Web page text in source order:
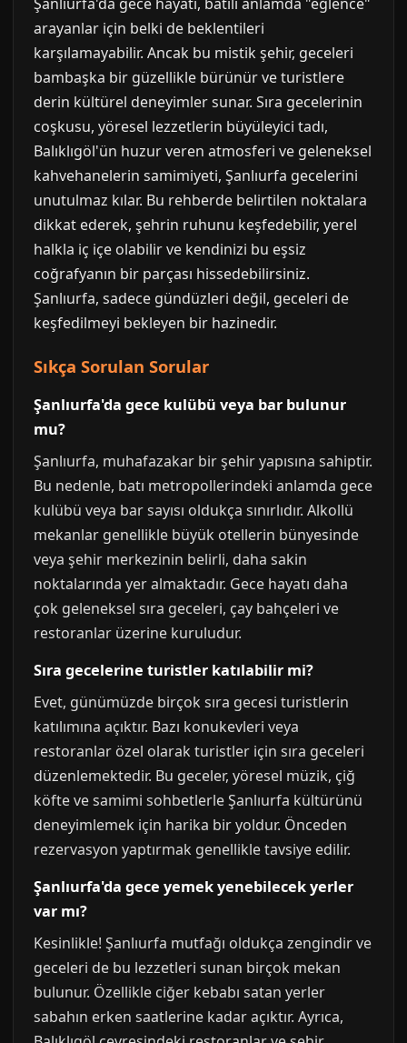
arayanlar için belki de beklentileri
karşılamayabilir. Ancak bu mistik şehir, geceleri
bambaşka bir güzellikle bürünür ve turistlere
derin kültürel deneyimler sunar. Sıra gecelerinin
coşkusu, yöresel lezzetlerin büyüleyici tadı,
Balıklıgöl'ün huzur veren atmosferi ve geleneksel
kahvehanelerin samimiyeti, Şanlıurfa gecelerini
unutulmaz kılar. Bu rehberde belirtilen noktalara
dikkat ederek, şehrin ruhunu keşfedebilir, yerel
halkla iç içe olabilir ve kendinizi bu eşsiz
coğrafyanın bir parçası hissedebilirsiniz.
Şanlıurfa, sadece gündüzleri değil, geceleri de
keşfedilmeyi bekleyen bir hazinedir.
Sıkça Sorulan Sorular
Şanlıurfa'da gece kulübü veya bar bulunur
mu?
Şanlıurfa, muhafazakar bir şehir yapısına sahiptir.
Bu nedenle, batı metropollerindeki anlamda gece
kulübü veya bar sayısı oldukça sınırlıdır. Alkollü
mekanlar genellikle büyük otellerin bünyesinde
veya şehir merkezinin belirli, daha sakin
noktalarında yer almaktadır. Gece hayatı daha
çok geleneksel sıra geceleri, çay bahçeleri ve
restoranlar üzerine kuruludur.
Sıra gecelerine turistler katılabilir mi?
Evet, günümüzde birçok sıra gecesi turistlerin
katılımına açıktır. Bazı konukevleri veya
restoranlar özel olarak turistler için sıra geceleri
düzenlemektedir. Bu geceler, yöresel müzik, çiğ
köfte ve samimi sohbetlerle Şanlıurfa kültürünü
deneyimlemek için harika bir yoldur. Önceden
rezervasyon yaptırmak genellikle tavsiye edilir.
Şanlıurfa'da gece yemek yenebilecek yerler
var mı?
Kesinlikle! Şanlıurfa mutfağı oldukça zengindir ve
geceleri de bu lezzetleri sunan birçok mekan
bulunur. Özellikle ciğer kebabı satan yerler
sabahın erken saatlerine kadar açıktır. Ayrıca,